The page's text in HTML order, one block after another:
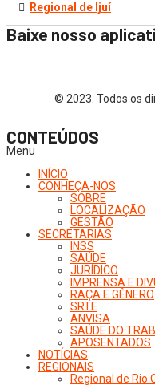
Regional de Ijuí
Baixe nosso
© 2023. Todos os
CONTEÚDOS
Menu
INÍCIO
CONHEÇA-NOS
SOBRE
LOCALIZAÇÃO
GESTÃO
SECRETARIAS
INSS
SAÚDE
JURÍDICO
IMPRENSA E
RAÇA E GÊNERO
SRTE
ANVISA
SAÚDE DO
APOSENTADOS
NOTÍCIAS
REGIONAIS
Regional de Rio